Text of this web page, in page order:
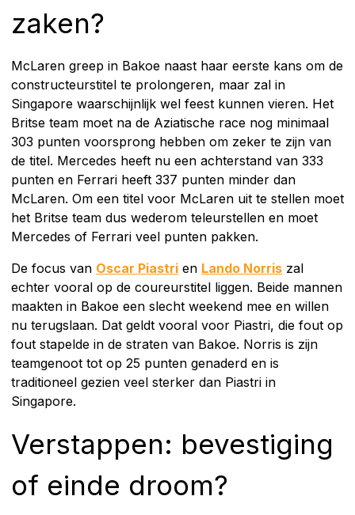
zaken?
McLaren greep in Bakoe naast haar eerste kans om de
constructeurstitel te prolongeren, maar zal in
Singapore waarschijnlijk wel feest kunnen vieren. Het
Britse team moet na de Aziatische race nog minimaal
303 punten voorsprong hebben om zeker te zijn van
de titel. Mercedes heeft nu een achterstand van 333
punten en Ferrari heeft 337 punten minder dan
McLaren. Om een titel voor McLaren uit te stellen moet
het Britse team dus wederom teleurstellen en moet
Mercedes of Ferrari veel punten pakken.
De focus van Oscar Piastri en Lando Norris zal
echter vooral op de coureurstitel liggen. Beide mannen
maakten in Bakoe een slecht weekend mee en willen
nu terugslaan. Dat geldt vooral voor Piastri, die fout op
fout stapelde in de straten van Bakoe. Norris is zijn
teamgenoot tot op 25 punten genaderd en is
traditioneel gezien veel sterker dan Piastri in
Singapore.
Verstappen: bevestiging
of einde droom?